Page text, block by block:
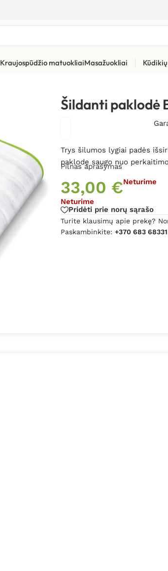
Kraujospūdžio matuokliaiMasažuokliai
Šildanti paklodė
Trys šilumos lygiai padės
paklodę saugo nuo
Pilnas aprašymas
33,00 €Neturime
Neturime
Pridėti prie norų sąrašo
Turite klausimų apie prekę?
Paskambinkite:+370 683 68331